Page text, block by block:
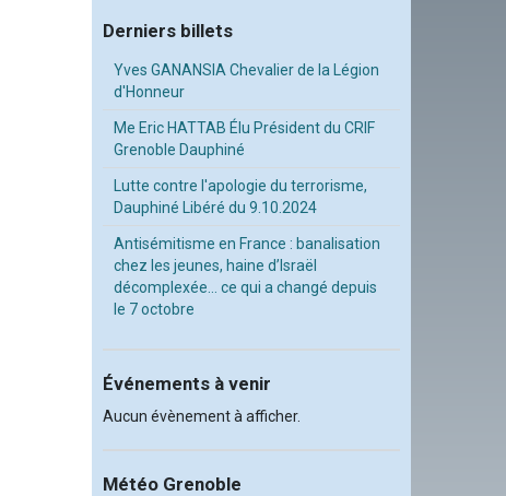
Derniers billets
Yves GANANSIA Chevalier de la Légion
d'Honneur
Me Eric HATTAB Élu Président du CRIF
Grenoble Dauphiné
Lutte contre l'apologie du terrorisme,
Dauphiné Libéré du 9.10.2024
Antisémitisme en France : banalisation
chez les jeunes, haine d’Israël
décomplexée… ce qui a changé depuis
le 7 octobre
Événements à venir
Aucun évènement à afficher.
Météo Grenoble